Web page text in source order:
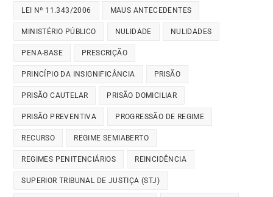
LEI Nº 11.343/2006 MAUS ANTECEDENTES
MINISTÉRIO PÚBLICO NULIDADE NULIDADES
PENA-BASE PRESCRIÇÃO
PRINCÍPIO DA INSIGNIFICÂNCIA PRISÃO
PRISÃO CAUTELAR PRISÃO DOMICILIAR
PRISÃO PREVENTIVA PROGRESSÃO DE REGIME
RECURSO REGIME SEMIABERTO
REGIMES PENITENCIÁRIOS REINCIDÊNCIA
SUPERIOR TRIBUNAL DE JUSTIÇA (STJ)